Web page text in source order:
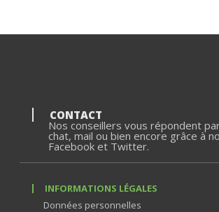
CONTACT
Nos conseillers vous répondent
chat, mail ou bien encore grâce à
Facebook et Twitter.
INFORMATIONS LÉGALES
Données personnelles